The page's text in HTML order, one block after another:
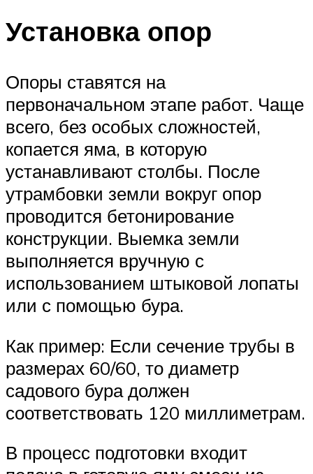
Установка опор
Опоры ставятся на
первоначальном этапе работ. Чаще
всего, без особых сложностей,
копается яма, в которую
устанавливают столбы. После
утрамбовки земли вокруг опор
проводится бетонирование
конструкции. Выемка земли
выполняется вручную с
использованием штыковой лопаты
или с помощью бура.
Как пример: Если сечение трубы в
размерах 60/60, то диаметр
садового бура должен
соответствовать 120 миллиметрам.
В процесс подготовки входит